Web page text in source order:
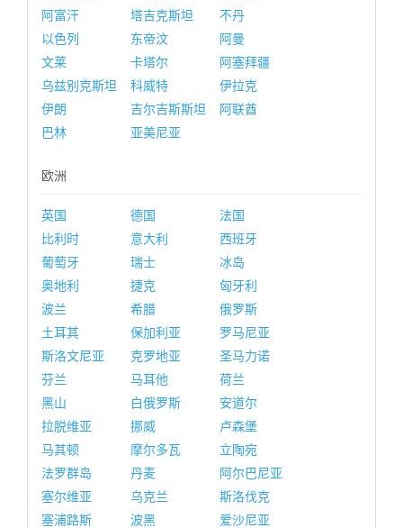
阿富汗
塔吉克斯坦
不丹
以色列
东帝汶
阿曼
文莱
卡塔尔
阿塞拜疆
乌兹别克斯坦
科威特
伊拉克
伊朗
吉尔吉斯斯坦
阿联酋
巴林
亚美尼亚
欧洲
英国 德国
法国
比利时
意大利
西班牙
葡萄牙
瑞士
冰岛
奥地利
捷克
匈牙利
波兰
希腊
俄罗斯
土耳其
保加利亚
罗马尼亚
斯洛文尼亚
克罗地亚
圣马力诺
芬兰
马耳他
荷兰
黑山
白俄罗斯
安道尔
拉脱维亚
挪威
卢森堡
马其顿
摩尔多瓦
立陶宛
法罗群岛
丹麦
阿尔巴尼亚
塞尔维亚
乌克兰
斯洛伐克
塞浦路斯
波黑
爱沙尼亚